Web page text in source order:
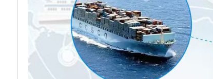
上一篇： 湖北威德利化学试剂 与 武汉维斯尔曼 同为湖
钠 (HEPES-Na)—75277-39-3】 优惠促销 现货供应 价格
下一篇： 湖北威德利化学试剂 与 武汉维斯尔曼 同为湖